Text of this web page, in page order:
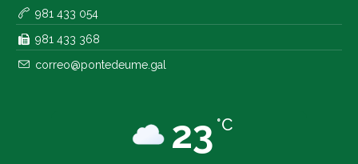
981 433 054
981 433 368
correo@pontedeume.gal
23 °C